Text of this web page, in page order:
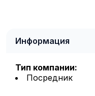
Информация
Тип компании:
Посредник